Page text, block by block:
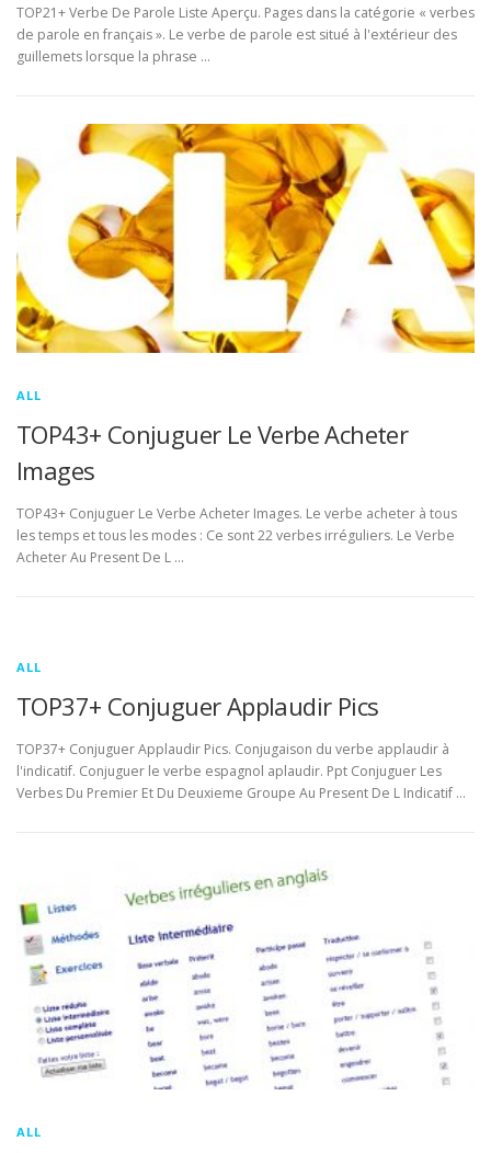
TOP21+ Verbe De Parole Liste Aperçu. Pages dans la catégorie « verbes
de parole en français ». Le verbe de parole est situé à l'extérieur des
guillemets lorsque la phrase …
ALL
TOP43+ Conjuguer Le Verbe Acheter
Images
TOP43+ Conjuguer Le Verbe Acheter Images. Le verbe acheter à tous
les temps et tous les modes : Ce sont 22 verbes irréguliers. Le Verbe
Acheter Au Present De L …
ALL
TOP37+ Conjuguer Applaudir Pics
TOP37+ Conjuguer Applaudir Pics. Conjugaison du verbe applaudir à
l'indicatif. Conjuguer le verbe espagnol aplaudir. Ppt Conjuguer Les
Verbes Du Premier Et Du Deuxieme Groupe Au Present De L Indicatif …
ALL